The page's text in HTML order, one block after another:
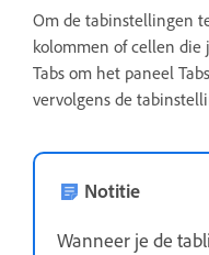
Om de tabinstellingen
kolommen of cellen die
Tabs om het paneel
vervolgens de
Notitie
Wanneer je de